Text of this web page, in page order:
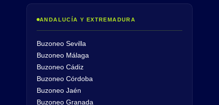
ANDALUCÍA Y EXTREMADURA
Buzoneo Sevilla
Buzoneo Málaga
Buzoneo Cádiz
Buzoneo Córdoba
Buzoneo Jaén
Buzoneo Granada